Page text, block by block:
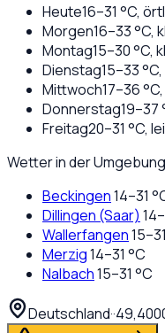
Heute16–31 °C,
Morgen16–33°C,
Montag15–30°C,
Dienstag15–33°C,
Mittwoch17–36°C,
Donnerstag19–37
Freitag20–31 °C,
Wetter in der
Beckingen14–31
Dillingen (Saar) 14–
Wallerfangen15–31
Merzig14–31 °C
Nalbach15–31 °C
Deutschland··